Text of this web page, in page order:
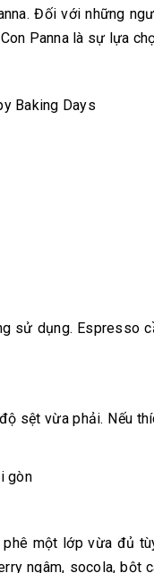
Đối với những
Panna là sự lựa
sử dụng. Espresso
sệt vừa phải. Nếu
một lớp vừa đủ
ngâm, socola, bột